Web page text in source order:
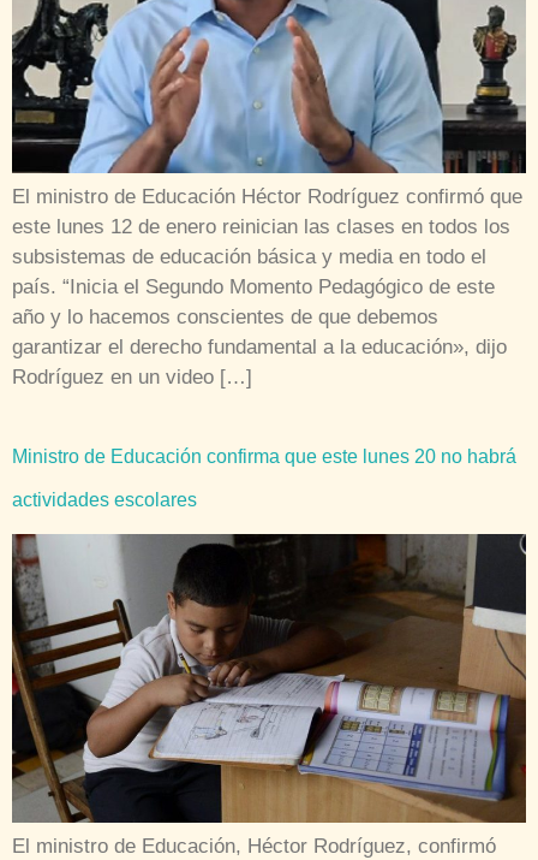
El ministro de Educación Héctor Rodríguez confirmó que
este lunes 12 de enero reinician las clases en todos los
subsistemas de educación básica y media en todo el
país. “Inicia el Segundo Momento Pedagógico de este
año y lo hacemos conscientes de que debemos
garantizar el derecho fundamental a la educación», dijo
Rodríguez en un video […]
Ministro de Educación confirma que este lunes 20 no habrá
actividades escolares
El ministro de Educación, Héctor Rodríguez, confirmó